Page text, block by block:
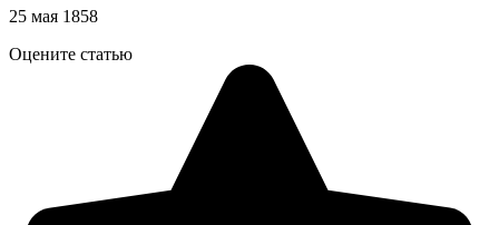
25 мая 1858
Оцените статью